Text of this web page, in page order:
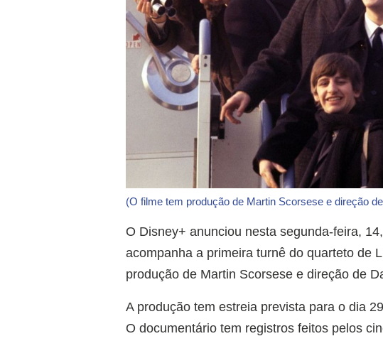
(O filme tem produção de Martin Scorsese e direção
O Disney+ anunciou nesta segunda-feira,
acompanha a primeira turnê do quarteto de
produção de Martin Scorsese e direção de
A produção tem estreia prevista para o dia
O documentário tem registros feitos pelos